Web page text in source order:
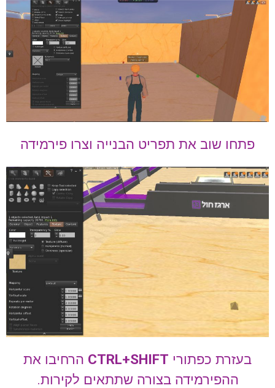
פתחו שוב את תפריט הבנייה וצרו פירמידה
בעזרת כפתורי CTRL+SHIFT הרחיבו את
ההפירמידה בצורה שתתאים לקירות.